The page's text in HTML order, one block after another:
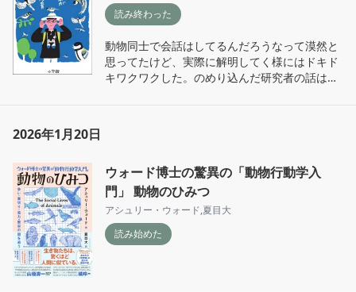
読み終わった
動物同士で会話はしてるんだろうなって漠然と
思ってたけど、実際に解明してく様にはドキド
キワクワクした。のめり込んだ研究者の話はや
2026年1月20日
ウォード博士の驚異の「動物行動学入
門」 動物のひみつ
アシュリー・ウォード,夏目大
読み始めた